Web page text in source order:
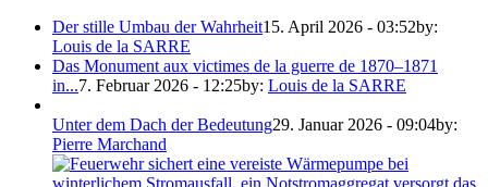
Der stille Umbau der Wahrheit15. April 2026 - 03:52by:
Louis de la SARRE
Das Monument aux victimes de la guerre de 1870–1871
in...7. Februar 2026 - 12:25by: Louis de la SARRE
Unter dem Dach der Bedeutung29. Januar 2026 - 09:04by:
Pierre Marchand